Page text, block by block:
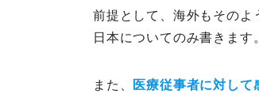
前提として、海外もそのよ
日本についてのみ書きます。
また、 医療従事者に対して